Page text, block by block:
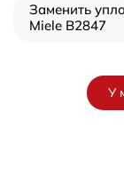
Заменить
Miele B2847
У